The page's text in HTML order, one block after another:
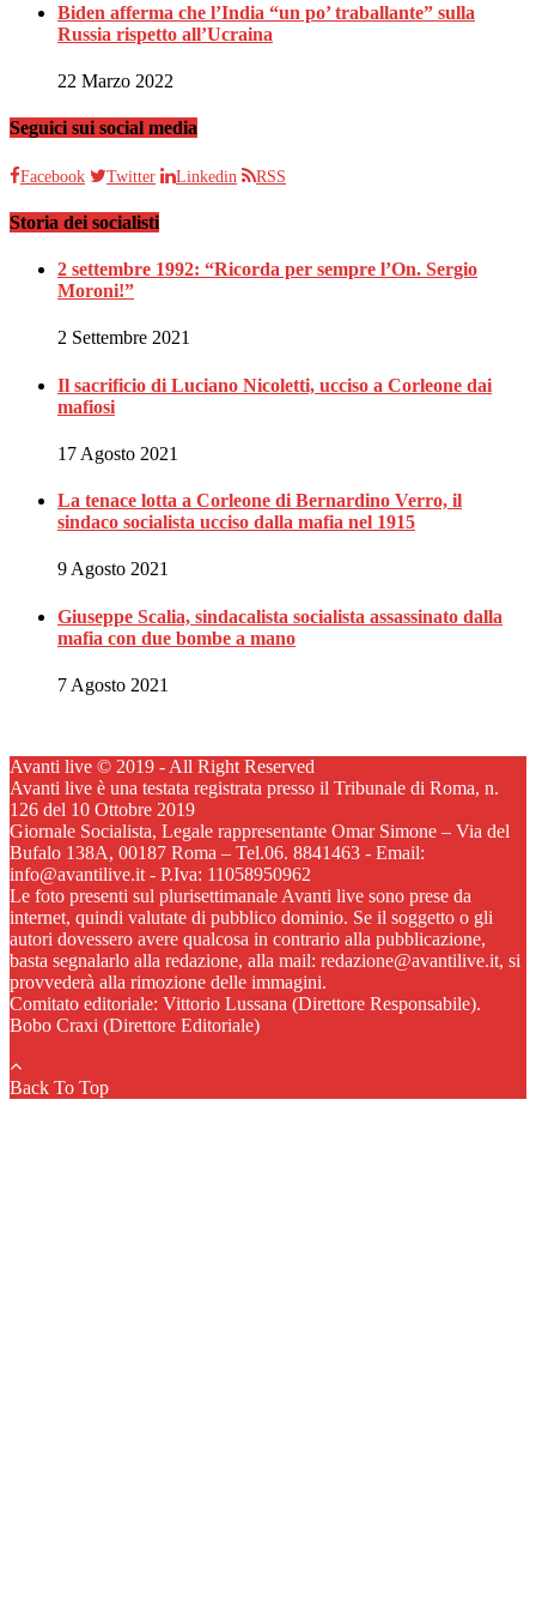
Biden afferma che l’India “un po’ traballante” sulla
Russia rispetto all’Ucraina
22 Marzo 2022
Seguici sui social media
Facebook Twitter Linkedin RSS
Storia dei socialisti
2 settembre 1992: “Ricorda per sempre l’On. Sergio
Moroni!”
2 Settembre 2021
Il sacrificio di Luciano Nicoletti, ucciso a Corleone dai
mafiosi
17 Agosto 2021
La tenace lotta a Corleone di Bernardino Verro, il
sindaco socialista ucciso dalla mafia nel 1915
9 Agosto 2021
Giuseppe Scalia, sindacalista socialista assassinato dalla
mafia con due bombe a mano
7 Agosto 2021
Avanti live © 2019 - All Right Reserved
Avanti live è una testata registrata presso il Tribunale di Roma, n.
126 del 10 Ottobre 2019
Giornale Socialista, Legale rappresentante Omar Simone – Via del
Bufalo 138A, 00187 Roma – Tel.06. 8841463 - Email:
info@avantilive.it - P.Iva: 11058950962
Le foto presenti sul plurisettimanale Avanti live sono prese da
internet, quindi valutate di pubblico dominio. Se il soggetto o gli
autori dovessero avere qualcosa in contrario alla pubblicazione,
basta segnalarlo alla redazione, alla mail: redazione@avantilive.it, si
provvederà alla rimozione delle immagini.
Comitato editoriale: Vittorio Lussana (Direttore Responsabile).
Bobo Craxi (Direttore Editoriale)
Back To Top